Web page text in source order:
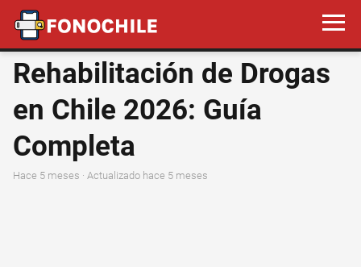
Rehabilitación de Drogas
en Chile 2026: Guía
Completa
hace 5 meses · Actualizado hace 5 meses